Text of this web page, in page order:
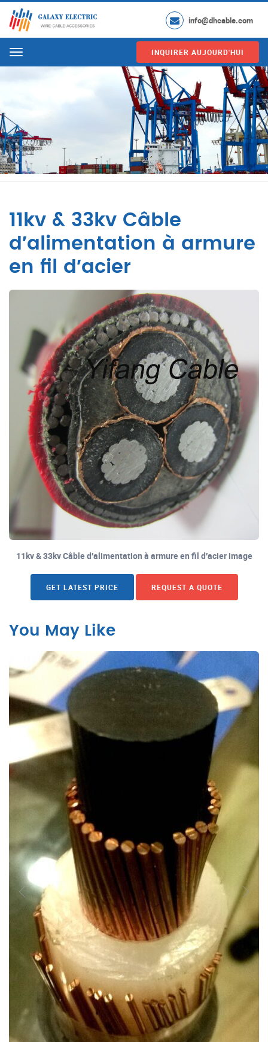
info@dhcable.com
Menu INQUIRER AUJOURD'HUI
11kv & 33kv Câble
d′alimentation à armure
en fil d′acier
11kv & 33kv Câble d′alimentation à armure en fil d′acier image
GET LATEST PRICE REQUEST A QUOTE
You May Like